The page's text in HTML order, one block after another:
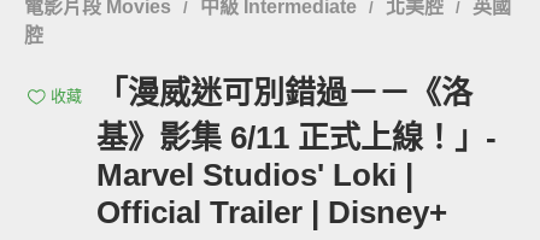
電影片段 Movies / 中級 Intermediate / 北美腔 /
英國
腔
收藏
「漫威迷可別錯過－－《洛
基》影集 6/11 正式上線！」-
Marvel Studios' Loki |
Official Trailer | Disney+